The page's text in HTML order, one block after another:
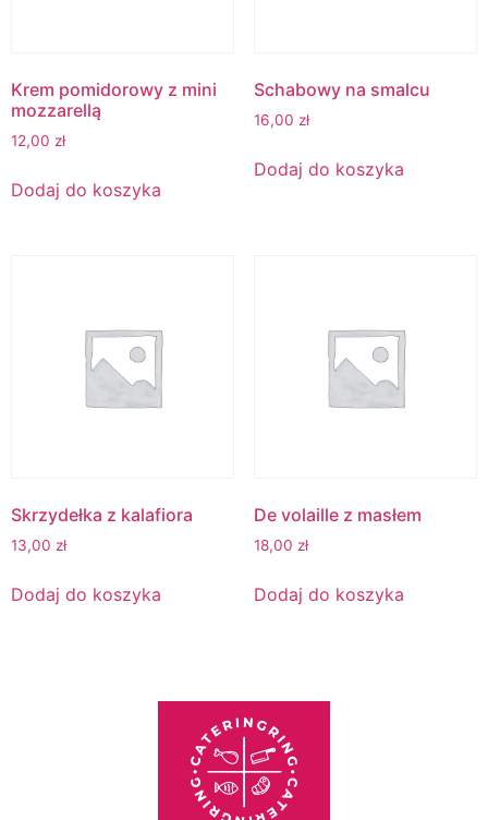
Krem pomidorowy z mini
mozzarellą
12,00 zł
Dodaj do koszyka
Schabowy na smalcu
16,00 zł
Dodaj do koszyka
Skrzydełka z kalafiora
13,00 zł
Dodaj do koszyka
De volaille z masłem
18,00 zł
Dodaj do koszyka